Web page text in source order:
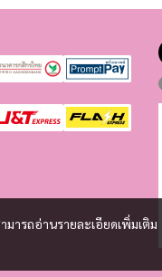
ารถอ่านรายละเอียดเพิ่มเติม